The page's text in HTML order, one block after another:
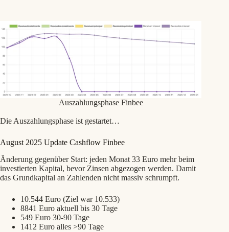
Auszahlungsphase Finbee
Die Auszahlungsphase ist gestartet…
August 2025 Update Cashflow Finbee
Änderung gegenüber Start: jeden Monat 33 Euro mehr beim
investierten Kapital, bevor Zinsen abgezogen werden. Damit
das Grundkapital an Zahlenden nicht massiv schrumpft.
10.544 Euro (Ziel war 10.533)
8841 Euro aktuell bis 30 Tage
549 Euro 30-90 Tage
1412 Euro alles >90 Tage